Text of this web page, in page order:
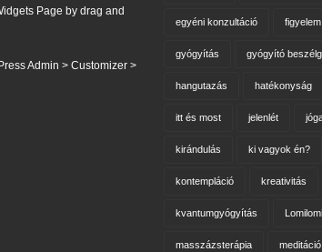
Page by drag and
Admin > Customizer >
egyéni konzultáció figyelem
gyógyítás gyógyító
hangutazás hatékonyság
itt és most jelenlét
kirándulás ki vagyok én?
kontempláció kreativitás
kvantumgyógyítás
masszázsterápia meditáció